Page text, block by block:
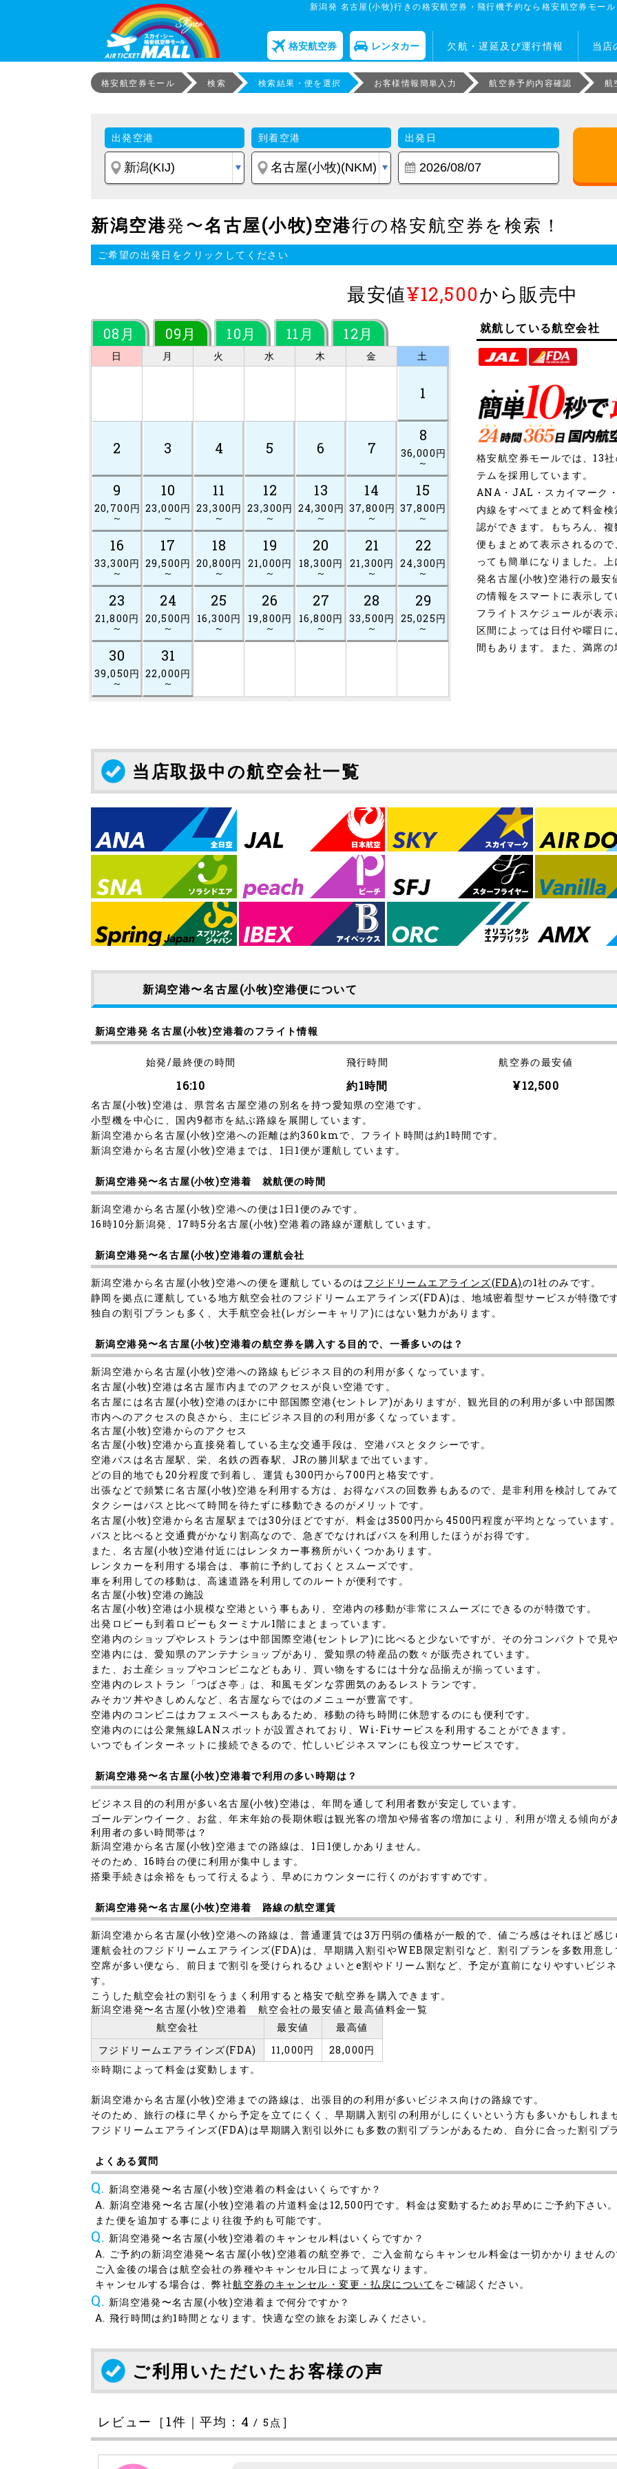
新潟発 名古屋(小牧)行きの格安航空券・飛行機予約なら格安航空券モール
格安航空券 レンタカー 欠航・遅延及び運行情報 当店
格安航空券モール 検索 検索結果・便を選択 お客様情報簡単入力 航空券予約内容確認 航
出発空港 到着空港 出発日
新潟空港発〜名古屋(小牧)空港行の格安航空券を検索！
ご希望の出発日をクリックしてください
最安値¥12,500から販売中
08月 09月 10月 11月 12月
日 月 火 水 木 金 土
1
2 3 4 5 6 7
8
36,000円
～
9
20,700円
～
10
23,000円
～
11
23,300円
～
12
23,300円
～
13
24,300円
～
14
37,800円
～
15
37,800円
～
16
33,300円
～
17
29,500円
～
18
20,800円
～
19
21,000円
～
20
18,300円
～
21
21,300円
～
22
24,300円
～
23
21,800円
～
24
20,500円
～
25
16,300円
～
26
19,800円
～
27
16,800円
～
28
33,500円
～
29
25,025円
～
30
39,050円
～
31
22,000円
～
就航している航空会社
格安航空券モールでは、13
テムを採用しています。
ANA・JAL・スカイマーク
内線をすべてまとめて料金
認ができます。もちろん、
便もまとめて表示されるの
っても簡単になりました。
発名古屋(小牧)空港行の最安
の情報をスマートに表示し
フライトスケジュールが表示
区間によっては日付や曜日
間もあります。また、満席
当店取扱中の航空会社一覧
新潟空港〜名古屋(小牧)空港便について
新潟空港発 名古屋(小牧)空港着のフライト情報
始発/最終便の時間
16:10
飛行時間
約1時間
航空券の最安値
¥12,500
名古屋(小牧)空港は、県営名古屋空港の別名を持つ愛知県の空港です。
小型機を中心に、国内9都市を結ぶ路線を展開しています。
新潟空港から名古屋(小牧)空港への距離は約360kmで、フライト時間は約1時間です。
新潟空港から名古屋(小牧)空港までは、1日1便が運航しています。
新潟空港発〜名古屋(小牧)空港着 就航便の時間
新潟空港から名古屋(小牧)空港への便は1日1便のみです。
16時10分新潟発、17時5分名古屋(小牧)空港着の路線が運航しています。
新潟空港発〜名古屋(小牧)空港着の運航会社
新潟空港から名古屋(小牧)空港への便を運航しているのは フジドリームエアラインズ(FDA)の1社のみです。
静岡を拠点に運航している地方航空会社のフジドリームエアラインズ(FDA)は、地域密着型サービスが特徴です
独自の割引プランも多く、大手航空会社(レガシーキャリア)にはない魅力があります。
新潟空港発〜名古屋(小牧)空港着の航空券を購入する目的で、一番多いのは？
新潟空港から名古屋(小牧)空港への路線もビジネス目的の利用が多くなっています。
名古屋(小牧)空港は名古屋市内までのアクセスが良い空港です。
名古屋には名古屋(小牧)空港のほかに中部国際空港(セントレア)がありますが、観光目的の利用が多い中部国
市内へのアクセスの良さから、主にビジネス目的の利用が多くなっています。
名古屋(小牧)空港からのアクセス
名古屋(小牧)空港から直接発着している主な交通手段は、空港バスとタクシーです。
空港バスは名古屋駅、栄、名鉄の西春駅、JRの勝川駅まで出ています。
どの目的地でも20分程度で到着し、運賃も300円から700円と格安です。
出張などで頻繁に名古屋(小牧)空港を利用する方は、お得なバスの回数券もあるので、是非利用を検討してみ
タクシーはバスと比べて時間を待たずに移動できるのがメリットです。
名古屋(小牧)空港から名古屋駅までは30分ほどですが、料金は3500円から4500円程度が平均となっています。
バスと比べると交通費がかなり割高なので、急ぎでなければバスを利用したほうがお得です。
また、名古屋(小牧)空港付近にはレンタカー事務所がいくつかあります。
レンタカーを利用する場合は、事前に予約しておくとスムーズです。
車を利用しての移動は、高速道路を利用してのルートが便利です。
名古屋(小牧)空港の施設
名古屋(小牧)空港は小規模な空港という事もあり、空港内の移動が非常にスムーズにできるのが特徴です。
出発ロビーも到着ロビーもターミナル1階にまとまっています。
空港内のショップやレストランは中部国際空港(セントレア)に比べると少ないですが、その分コンパクトで見
空港内には、愛知県のアンテナショップがあり、愛知県の特産品の数々が販売されています。
また、お土産ショップやコンビニなどもあり、買い物をするには十分な品揃えが揃っています。
空港内のレストラン「つばさ亭」は、和風モダンな雰囲気のあるレストランです。
みそカツ丼やきしめんなど、名古屋ならではのメニューが豊富です。
空港内のコンビニはカフェスペースもあるため、移動の待ち時間に休憩するのにも便利です。
空港内のには公衆無線LANスポットが設置されており、Wi-Fiサービスを利用することができます。
いつでもインターネットに接続できるので、忙しいビジネスマンにも役立つサービスです。
新潟空港発〜名古屋(小牧)空港着で利用の多い時期は？
ビジネス目的の利用が多い名古屋(小牧)空港は、年間を通して利用者数が安定しています。
ゴールデンウイーク、お盆、年末年始の長期休暇は観光客の増加や帰省客の増加により、利用が増える傾向が
利用者の多い時間帯は？
新潟空港から名古屋(小牧)空港までの路線は、1日1便しかありません。
そのため、16時台の便に利用が集中します。
搭乗手続きは余裕をもって行えるよう、早めにカウンターに行くのがおすすめです。
新潟空港発〜名古屋(小牧)空港着 路線の航空運賃
新潟空港から名古屋(小牧)空港への路線は、普通運賃では3万円弱の価格が一般的で、値ごろ感はそれほど感じ
運航会社のフジドリームエアラインズ(FDA)は、早期購入割引やWEB限定割引など、割引プランを多数用意し
空席が多い便なら、前日まで割引を受けられるひょいとe割やドリーム割など、予定が直前になりやすいビジ
す。
こうした航空会社の割引をうまく利用すると格安で航空券を購入できます。
新潟空港発〜名古屋(小牧)空港着 航空会社の最安値と最高値料金一覧
航空会社
最安値
最高値
フジドリームエアラインズ(FDA)
11,000円
28,000円
※時期によって料金は変動します。
新潟空港から名古屋(小牧)空港までの路線は、出張目的の利用が多いビジネス向けの路線です。
そのため、旅行の様に早くから予定を立てにくく、早期購入割引の利用がしにくいという方も多いかもしれま
フジドリームエアラインズ(FDA)は早期購入割引以外にも多数の割引プランがあるため、自分に合った割引プ
よくある質問
新潟空港発〜名古屋(小牧)空港着の料金はいくらですか？
新潟空港発〜名古屋(小牧)空港着の片道料金は12,500円です。料金は変動するためお早めにご予約下さい。
また便を追加する事により往復予約も可能です。
新潟空港発〜名古屋(小牧)空港着のキャンセル料はいくらですか？
ご予約の新潟空港発〜名古屋(小牧)空港着の航空券で、ご入金前ならキャンセル料金は一切かかりませんの
ご入金後の場合は航空会社の券種やキャンセル日によって異なります。
キャンセルする場合は、弊社航空券のキャンセル・変更・払戻について をご確認ください。
新潟空港発〜名古屋(小牧)空港着まで何分ですか？
飛行時間は約1時間となります。快適な空の旅をお楽しみください。
ご利用いただいたお客様の声
レビュー［ 1件｜平均： 4 /5 点 ］